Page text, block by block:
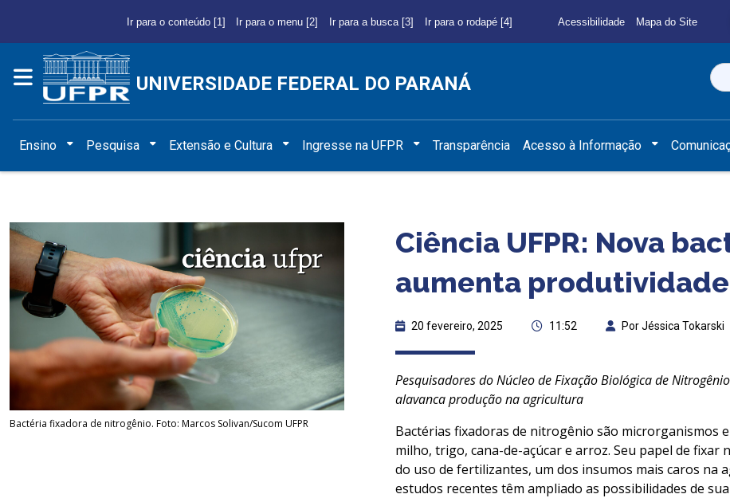
Ir para o conteúdo [1] Ir para o menu [2] Ir para a busca [3] Ir para o rodapé [4] Acessibilidade Mapa do Site
UNIVERSIDADE FEDERAL DO PARANÁ
Ensino Pesquisa Extensão e Cultura Ingresse na UFPR Transparência Acesso à Informação
Bactéria fixadora de nitrogênio. Foto: Marcos Solivan/Sucom UFPR
Ciência UFPR: Nova
aumenta
20 fevereiro, 2025 11:52 Por Jéssica Tokarski
Pesquisadores do Núcleo de Fixação Biológica de Nitrogênio
alavanca produção na agricultura
Bactérias fixadoras de nitrogênio são microrganismos
milho, trigo, cana-de-açúcar e arroz. Seu papel de
do uso de fertilizantes, um dos insumos mais caros na
estudos recentes têm ampliado as possibilidades de